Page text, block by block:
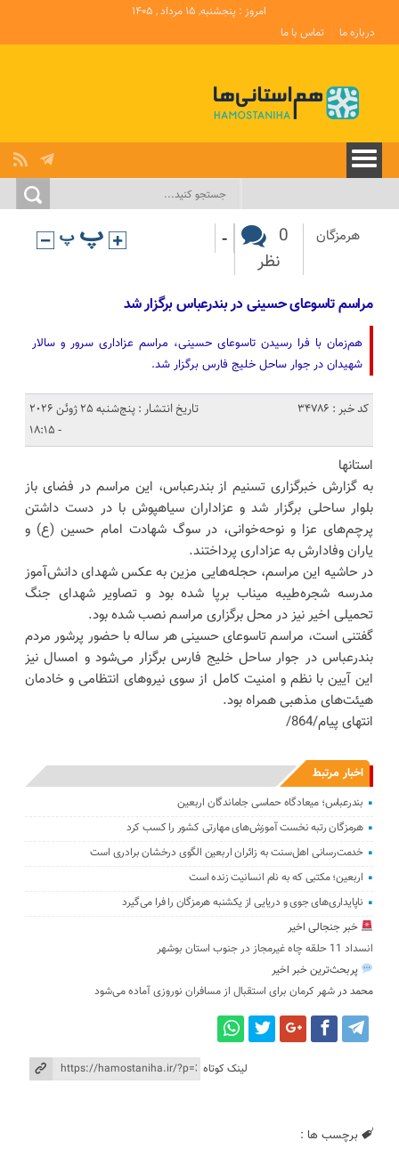
امروز : پنجشنبه, ۱۵ مرداد , ۱۴۰۵
درباره ما
تماس با ما
هرمزگان
0
نظر
-
مراسم تاسوعای حسینی در بندرعباس برگزار شد
هم‌زمان با فرا رسیدن تاسوعای حسینی، مراسم عزاداری سرور و سالار
شهیدان در جوار ساحل خلیج فارس برگزار شد.
کد خبر : 34786
تاریخ انتشار : پنج‌شنبه 25 ژوئن 2026
- 18:15
استانها
به گزارش خبرگزاری تسنیم از بندرعباس، این مراسم در فضای باز
بلوار ساحلی برگزار شد و عزاداران سیاهپوش با در دست داشتن
پرچم‌های عزا و نوحه‌خوانی، در سوگ شهادت امام حسین (ع) و
یاران وفادارش به عزاداری پرداختند.
در حاشیه این مراسم، حجله‌هایی مزین به عکس شهدای دانش‌آموز
مدرسه شجره‌طیبه میناب برپا شده بود و تصاویر شهدای جنگ
تحمیلی اخیر نیز در محل برگزاری مراسم نصب شده بود.
گفتنی است، مراسم تاسوعای حسینی هر ساله با حضور پرشور مردم
بندرعباس در جوار ساحل خلیج فارس برگزار می‌شود و امسال نیز
این آیین با نظم و امنیت کامل از سوی نیروهای انتظامی و خادمان
هیئت‌های مذهبی همراه بود.
انتهای پیام/864/
اخبار مرتبط
بندرعباس؛ میعادگاه حماسی جاماندگان اربعین
هرمزگان رتبه نخست آموزش‌های مهارتی کشور را کسب کرد
خدمت‌رسانی اهل‌سنت به زائران اربعین الگوی درخشان برادری است
اربعین؛ مکتبی که به نام انسانیت زنده است
ناپایداری‌های جوی و دریایی از یکشنبه هرمزگان را فرا می‌گیرد
خبر جنجالی اخیر
انسداد 11 حلقه چاه غیرمجاز در جنوب استان بوشهر
پربحث‌ترین خبر اخیر
محمد درشهر کرمان برای استقبال از مسافران نوروزی آماده می‌شود
لینک کوتاه
برچسب ها :